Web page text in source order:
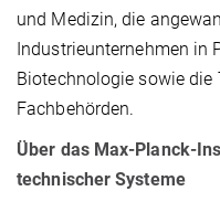
und Medizin, die
Industrieunternehmen in
Biotechnologie sowie
Fachbehörden.
Über das Max-Planck-
technischer Systeme